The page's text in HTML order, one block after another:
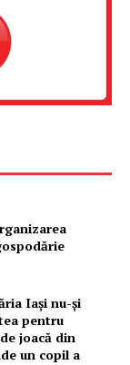
Iași nu-și
pentru
joacă din
un copil a